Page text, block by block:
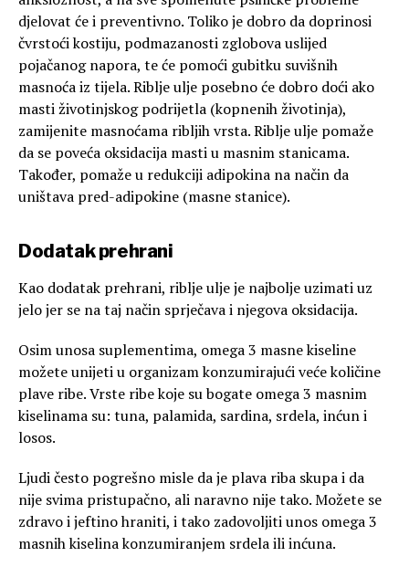
djelovat će i preventivno. Toliko je dobro da doprinosi
čvrstoći kostiju, podmazanosti zglobova uslijed
pojačanog napora, te će pomoći gubitku suvišnih
masnoća iz tijela. Riblje ulje posebno će dobro doći ako
masti životinjskog podrijetla (kopnenih životinja),
zamijenite masnoćama ribljih vrsta. Riblje ulje pomaže
da se poveća oksidacija masti u masnim stanicama.
Također, pomaže u redukciji adipokina na način da
uništava pred-adipokine (masne stanice).
Dodatak prehrani
Kao dodatak prehrani, riblje ulje je najbolje uzimati uz
jelo jer se na taj način sprječava i njegova oksidacija.
Osim unosa suplementima, omega 3 masne kiseline
možete unijeti u organizam konzumirajući veće količine
plave ribe. Vrste ribe koje su bogate omega 3 masnim
kiselinama su: tuna, palamida, sardina, srdela, inćun i
losos.
Ljudi često pogrešno misle da je plava riba skupa i da
nije svima pristupačno, ali naravno nije tako. Možete se
zdravo i jeftino hraniti, i tako zadovoljiti unos omega 3
masnih kiselina konzumiranjem srdela ili inćuna.